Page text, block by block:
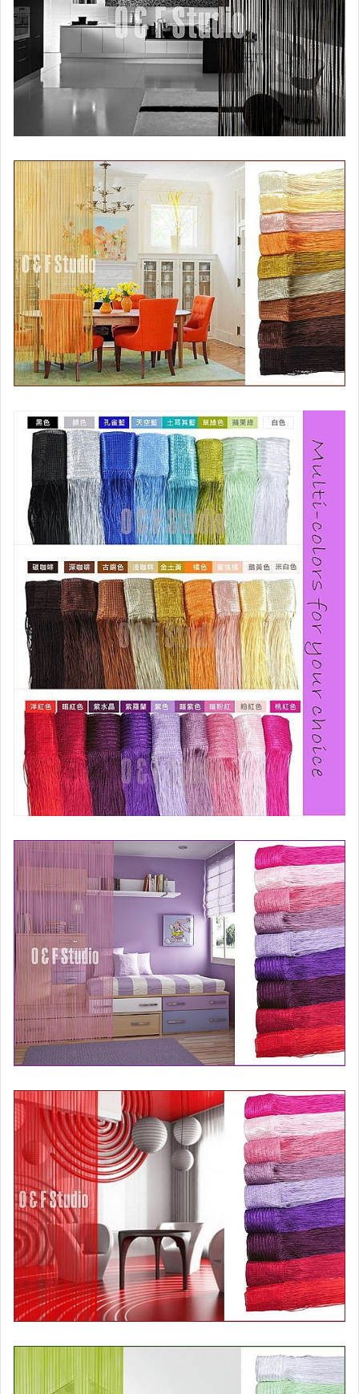
【浴室用品】
衛浴雜貨
浴簾/桿子
腳踏墊/門墊
【吸塵器/空氣清淨機耗材】
Philips
Panasonic國際
伊萊克斯
Hitachi日立
SAMPO聲寶
Sanyo三洋
TECO東元
Sharp夏普
歌林
大同
LUX樂智
小米
Roborock石頭
ECOVACS 科沃斯
Dyson戴森
iRobot Roomba
Bissell Crossware
Gteck
Karcher
Fixman
Makita牧田
Iris Ohyama
Miele HyClean
Honeywell
其他品牌及配件
【烘焙用品】
【家用雜貨】
【美容用品】
【汽車用品】
【旅行用品】
【運動露營】
【兒童用品】
【寵物用品】